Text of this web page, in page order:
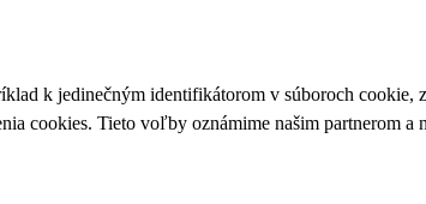
k jedinečným identifikátorom v súboroch cookie,
cookies. Tieto voľby oznámime našim partnerom a